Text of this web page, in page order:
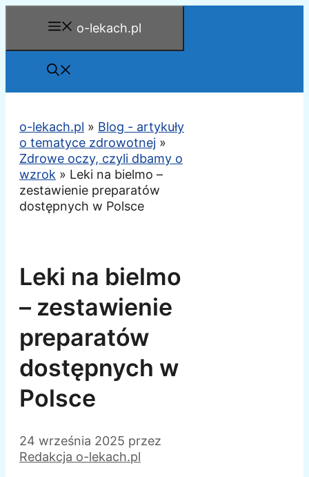
o-lekach.pl
o-lekach.pl » Blog - artykuły
o tematyce zdrowotnej »
Zdrowe oczy, czyli dbamy o
wzrok » Leki na bielmo –
zestawienie preparatów
dostępnych w Polsce
Leki na bielmo
– zestawienie
preparatów
dostępnych w
Polsce
24 września 2025 przez
Redakcja o-lekach.pl